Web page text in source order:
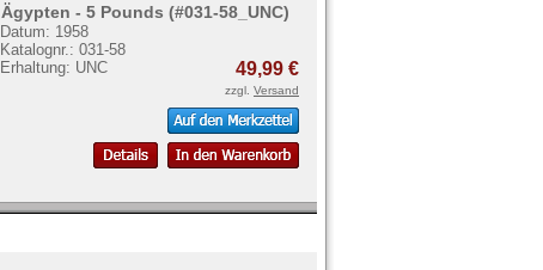
Ägypten - 5 Pounds (#031-58_UNC)
Datum: 1958
Katalognr.: 031-58
Erhaltung: UNC
49,99 €
zzgl. Versand